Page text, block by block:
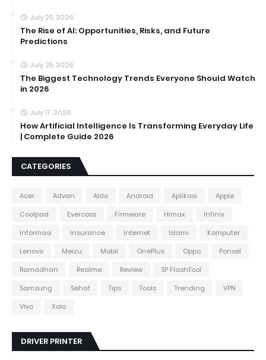
July 25, 2026
The Rise of AI: Opportunities, Risks, and Future
Predictions
July 25, 2026
The Biggest Technology Trends Everyone Should Watch
in 2026
July 17, 2026
How Artificial Intelligence Is Transforming Everyday Life
| Complete Guide 2026
CATEGORIES
Acer Advan Aldo Android Aplikasi
Apple
Coolpad
Evercoss Firmware Himax
Infinix
Informasi
Insurance Internet Islami
Komputer
Lenovo
Meizu Mobil OnePlus Oppo
Ponsel
Ramadhan
Realme Review
SP FlashTool
Samsung
Sehat Tips Tools Trending
VPN
Vivo
Xolo
DRIVER PRINTER